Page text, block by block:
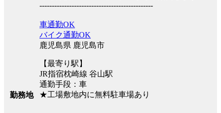
----------------------------------------------
勤務地
車通勤OK
バイク通勤OK
鹿児島県 鹿児島市
【最寄り駅】
JR指宿枕崎線 谷山駅
通勤手段：車
★工場敷地内に無料駐車場あり